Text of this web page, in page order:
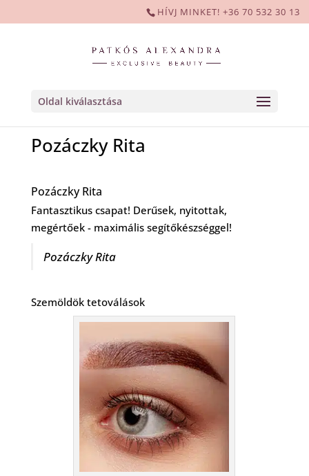
HÍVJ MINKET! +36 70 532 30 13
Oldal kiválasztása
Pozáczky Rita
Pozáczky Rita
Fantasztikus csapat! Derűsek, nyitottak,
megértőek - maximális segítőkészséggel!
Pozáczky Rita
Szemöldök tetoválások